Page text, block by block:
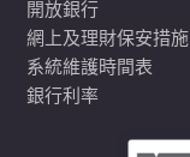
開放銀行
網上及理財保安措施
系統維護時間表
銀行利率